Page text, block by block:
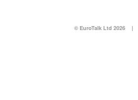
© EuroTalk Ltd 2026 |